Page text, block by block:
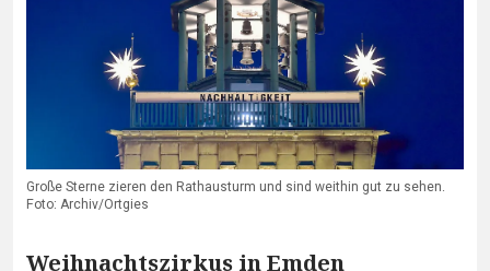
Große Sterne zieren den Rathausturm und sind weithin gut zu sehen.
Foto: Archiv/Ortgies
Weihnachtszirkus in Emden